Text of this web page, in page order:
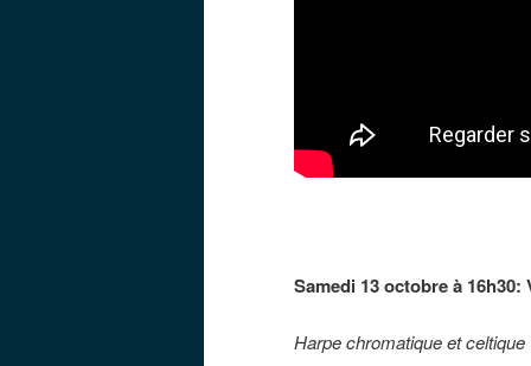
Samedi 13 octobre à 16h30:
Harpe chromatique et celtique